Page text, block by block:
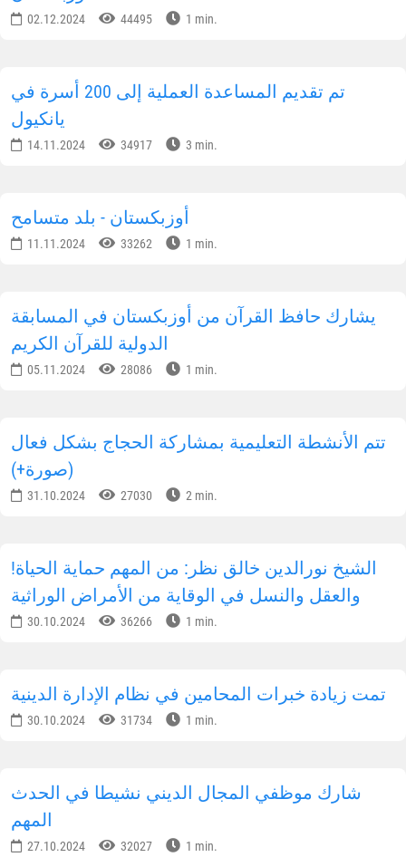
02.12.2024 44495 1 min.
تم تقديم المساعدة العملية إلى 200 أسرة في
يانكيول
14.11.2024 34917 3 min.
أوزبكستان - بلد متسامح
11.11.2024 33262 1 min.
يشارك حافظ القرآن من أوزبكستان في المسابقة
الدولية للقرآن الكريم
05.11.2024 28086 1 min.
تتم الأنشطة التعليمية بمشاركة الحجاج بشكل فعال
(صورة+)
31.10.2024 27030 2 min.
!الشيخ نورالدين خالق نظر: من المهم حماية الحياة
والعقل والنسل في الوقاية من الأمراض الوراثية
30.10.2024 36266 1 min.
تمت زيادة خبرات المحامين في نظام الإدارة الدينية
30.10.2024 31734 1 min.
شارك موظفي المجال الديني نشيطا في الحدث
المهم
27.10.2024 32027 1 min.